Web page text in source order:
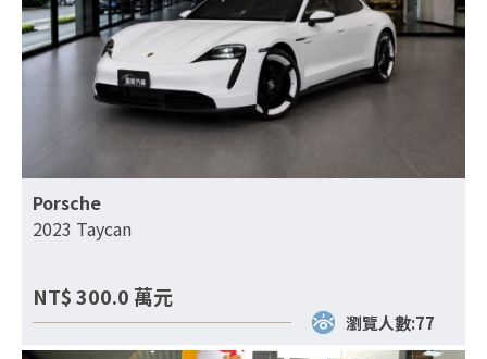
Porsche
2023 Taycan
NT$300.0 萬元
瀏覽人數:77